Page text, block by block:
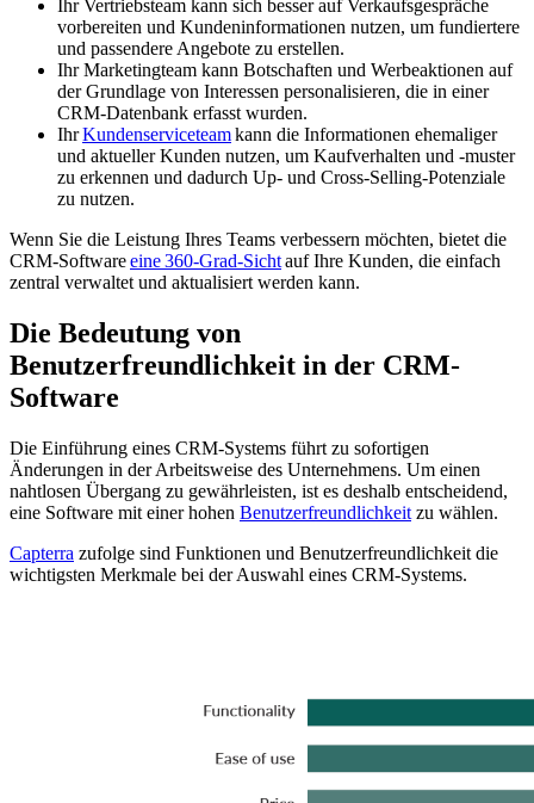
Ihr Vertriebsteam kann sich besser auf Verkaufsgespräche
vorbereiten und Kundeninformationen nutzen, um fundiertere
und passendere Angebote zu erstellen.
Ihr Marketingteam kann Botschaften und Werbeaktionen auf
der Grundlage von Interessen personalisieren, die in einer
CRM-Datenbank erfasst wurden.
IhrKundenserviceteamkann die Informationen ehemaliger
und aktueller Kunden nutzen, um Kaufverhalten und -muster
zu erkennen und dadurch Up- und Cross-Selling-Potenziale
zu nutzen.
Wenn Sie die Leistung Ihres Teams verbessern möchten, bietet die
CRM-Softwareeine 360-Grad-Sichtauf Ihre Kunden, die einfach
zentral verwaltet und aktualisiert werden kann.
Die Bedeutung von
Benutzerfreundlichkeit in der CRM-
Software
Die Einführung eines CRM-Systems führt zu sofortigen
Änderungen in der Arbeitsweise des Unternehmens. Um einen
nahtlosen Übergang zu gewährleisten, ist es deshalb entscheidend,
eine Software mit einer hohen Benutzerfreundlichkeit zu wählen.
Capterra zufolge sind Funktionen und Benutzerfreundlichkeit die
wichtigsten Merkmale bei der Auswahl eines CRM-Systems.